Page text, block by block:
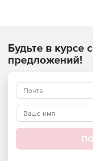
Рабочее место.
BIM СКС 25
Будьте в
предложений!